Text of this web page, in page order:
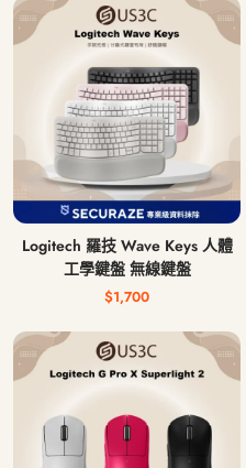
Logitech 羅技 Wave Keys 人體
工學鍵盤 無線鍵盤
$1,700